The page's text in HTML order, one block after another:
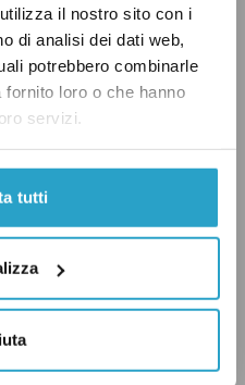
il nostro sito con i
di analisi dei dati web,
potrebbero combinarle
loro o che hanno
servizi.
tutti
è una dipendenza
posta tra Gran
di autogoverno).
provvedimento
un’altra
nel Canale della
di Guernsey, che
di autogoverno,prese
l’età minima per
del 2007.